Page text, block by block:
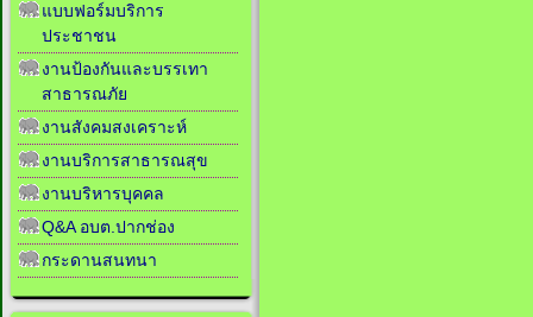
แบบฟอร์มบริการ
ประชาชน
งานป้องกันและบรรเทา
สาธารณภัย
งานสังคมสงเคราะห์
งานบริการสาธารณสุข
งานบริหารบุคคล
Q&A อบต.ปากช่อง
กระดานสนทนา